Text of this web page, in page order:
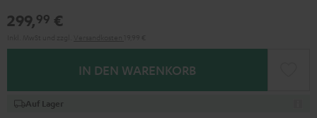
299,99 €
IN DEN WARENKORB
Auf Lager